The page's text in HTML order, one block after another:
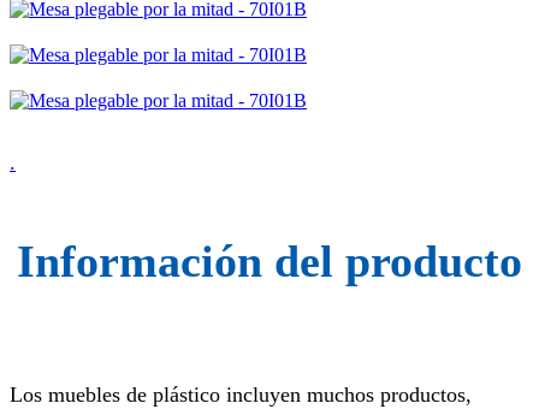
.
Información del producto
Los muebles de plástico incluyen muchos productos,